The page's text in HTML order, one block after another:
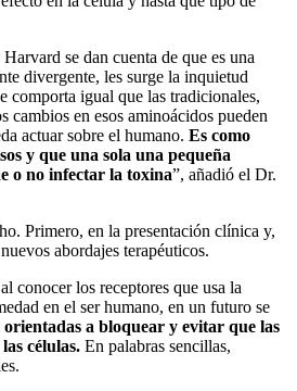
se dan cuenta de que es una
divergente, les surge la inquietud
comporta igual que las tradicionales,
cambios en esos aminoácidos pueden
actuar sobre el humano. Es como
y que una sola una pequeña
o no infectar la toxina”, añadió el Dr.
Primero, en la presentación clínica y,
abordajes terapéuticos.
conocer los receptores que usa la
en el ser humano, en un futuro se
a bloquear y evitar que las
células. En palabras sencillas,